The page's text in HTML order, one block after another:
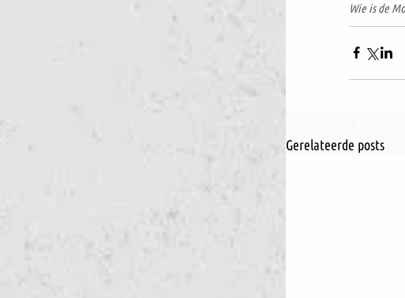
Wie is de
Gerelateerde posts